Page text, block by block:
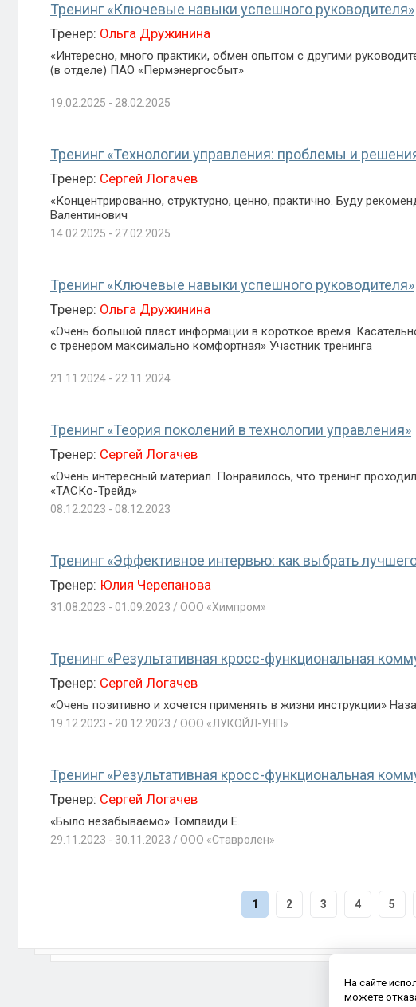
Тренинг «Ключевые навыки успешного руководителя»
Тренер: Ольга Дружинина
«Интересно, много практики, обмен опытом с другими
(в отделе) ПАО «Пермэнергосбыт»
19.02.2025 - 28.02.2025
Тренинг «Технологии управления: проблемы и
Тренер: Сергей Логачев
«Концентрированно, структурно, ценно, практично. Буду
Валентинович
14.02.2025 - 27.02.2025
Тренинг «Ключевые навыки успешного руководителя»
Тренер: Ольга Дружинина
«Очень большой пласт информации в короткое время.
с тренером максимально комфортная» Участник тренинга
21.11.2024 - 22.11.2024
Тренинг «Теория поколений в технологии управления»
Тренер: Сергей Логачев
«Очень интересный материал. Понравилось, что тренинг
«ТАСКо-Трейд»
08.12.2023 - 08.12.2023
Тренинг «Эффективное интервью: как выбрать
Тренер: Юлия Черепанова
31.08.2023 - 01.09.2023 / ООО «Химпром»
Тренинг «Результативная кросс-функциональная
Тренер: Сергей Логачев
«Очень позитивно и хочется применять в жизни инструкции»
19.12.2023 - 20.12.2023 / ООО «ЛУКОЙЛ-УНП»
Тренинг «Результативная кросс-функциональная
Тренер: Сергей Логачев
«Было незабываемо» Томпаиди Е.
29.11.2023 - 30.11.2023 / ООО «Ставролен»
1 2 3 4 5
На сайте
можете